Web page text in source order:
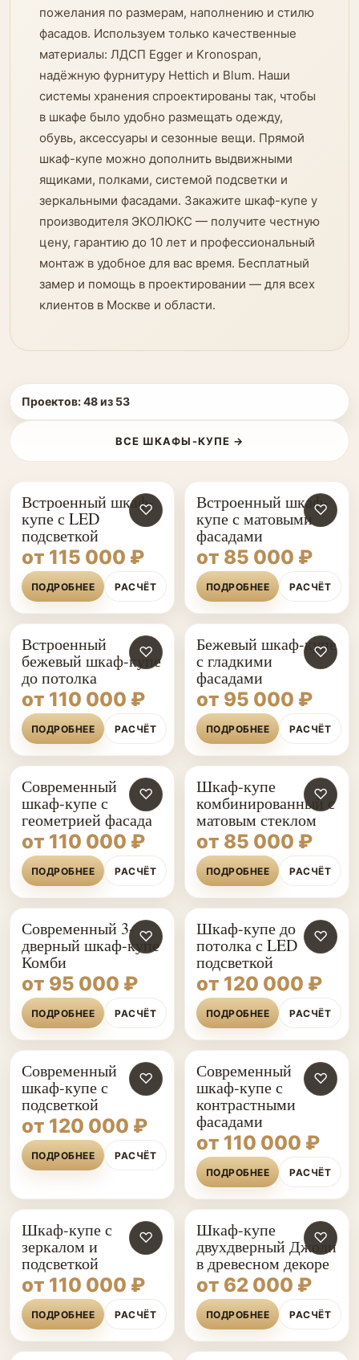
пожелания по размерам, наполнению и стилю
фасадов. Используем только качественные
материалы: ЛДСП Egger и Kronospan,
надёжную фурнитуру Hettich и Blum. Наши
системы хранения спроектированы так, чтобы
в шкафе было удобно размещать одежду,
обувь, аксессуары и сезонные вещи. Прямой
шкаф-купе можно дополнить выдвижными
ящиками, полками, системой подсветки и
зеркальными фасадами. Закажите шкаф-купе у
производителя ЭКОЛЮКС — получите честную
цену, гарантию до 10 лет и профессиональный
монтаж в удобное для вас время. Бесплатный
замер и помощь в проектировании — для всех
клиентов в Москве и области.
Проектов:48из 53
ВСЕ ШКАФЫ-КУПЕ →
♡
Встроенный шкаф-
купе с LED
подсветкой
от 115 000 ₽
ПОДРОБНЕЕ РАСЧЁТ
♡
Встроенный шкаф-
купе с матовыми
фасадами
от 85 000 ₽
ПОДРОБНЕЕ РАСЧЁТ
♡
Встроенный
бежевый шкаф-купе
до потолка
от 110 000 ₽
ПОДРОБНЕЕ РАСЧЁТ
♡
Бежевый шкаф-купе
с гладкими
фасадами
от 95 000 ₽
ПОДРОБНЕЕ РАСЧЁТ
♡
Современный
шкаф-купе с
геометрией фасада
от 110 000 ₽
ПОДРОБНЕЕ РАСЧЁТ
♡
Шкаф-купе
комбинированный с
матовым стеклом
от 85 000 ₽
ПОДРОБНЕЕ РАСЧЁТ
♡
Современный 3-
дверный шкаф-купе
Комби
от 95 000 ₽
ПОДРОБНЕЕ РАСЧЁТ
♡
Шкаф-купе до
потолка с LED
подсветкой
от 120 000 ₽
ПОДРОБНЕЕ РАСЧЁТ
♡
Современный
шкаф-купе с
подсветкой
от 120 000 ₽
ПОДРОБНЕЕ РАСЧЁТ
♡
Современный
шкаф-купе с
контрастными
фасадами
от 110 000 ₽
ПОДРОБНЕЕ РАСЧЁТ
♡
Шкаф-купе с
зеркалом и
подсветкой
от 110 000 ₽
ПОДРОБНЕЕ РАСЧЁТ
♡
Шкаф-купе
двухдверный Джоли
в древесном декоре
от 62 000 ₽
ПОДРОБНЕЕ РАСЧЁТ